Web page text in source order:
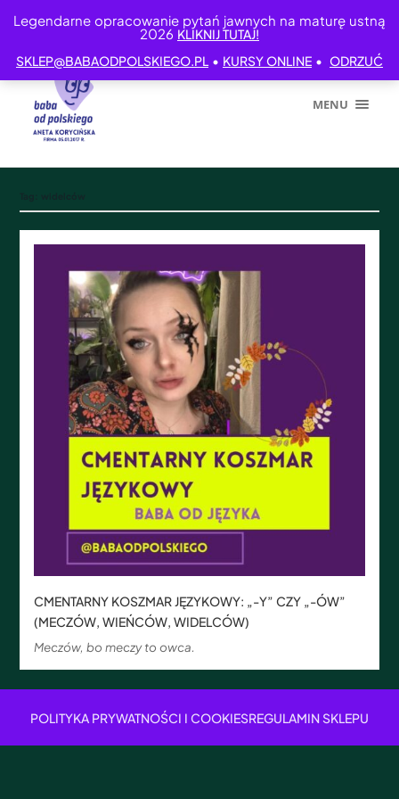
Legendarne opracowanie pytań jawnych na maturę ustną
2026 KLIKNIJ TUTAJ!
SKLEP@BABAODPOLSKIEGO.PL • KURSY ONLINE • ODRZUĆ
MENU
CMENTARNY KOSZMAR JĘZYKOWY: „-Y” CZY „-ÓW”
(MECZÓW, WIEŃCÓW, WIDELCÓW)
Meczów, bo meczy to owca.
POLITYKA PRYWATNOŚCI I COOKIESREGULAMIN SKLEPU